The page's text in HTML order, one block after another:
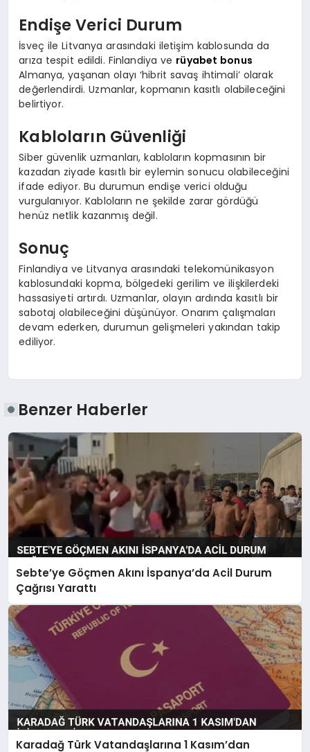
Endişe Verici Durum
İsveç ile Litvanya arasındaki iletişim kablosunda da
arıza tespit edildi. Finlandiya ve rüyabet bonus
Almanya, yaşanan olayı ‘hibrit savaş ihtimali’ olarak
değerlendirdi. Uzmanlar, kopmanın kasıtlı olabileceğini
belirtiyor.
Kabloların Güvenliği
Siber güvenlik uzmanları, kabloların kopmasının bir
kazadan ziyade kasıtlı bir eylemin sonucu olabileceğini
ifade ediyor. Bu durumun endişe verici olduğu
vurgulanıyor. Kabloların ne şekilde zarar gördüğü
henüz netlik kazanmış değil.
Sonuç
Finlandiya ve Litvanya arasındaki telekomünikasyon
kablosundaki kopma, bölgedeki gerilim ve ilişkilerdeki
hassasiyeti artırdı. Uzmanlar, olayın ardında kasıtlı bir
sabotaj olabileceğini düşünüyor. Onarım çalışmaları
devam ederken, durumun gelişmeleri yakından takip
ediliyor.
Benzer Haberler
Sebte’ye Göçmen Akını İspanya’da Acil Durum
Çağrısı Yarattı
Karadağ Türk Vatandaşlarına 1 Kasım’dan